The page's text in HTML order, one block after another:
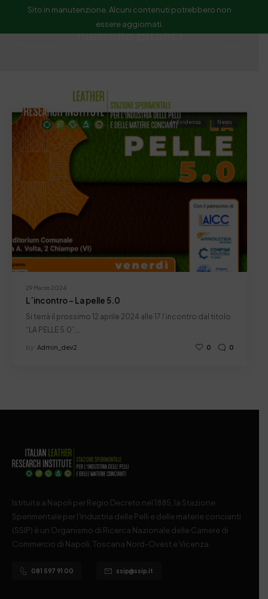
Sito in manutenzione. Alcuni contenuti potrebbero non
essere aggiornati.
Massimo Bitonci
29 Marzo 2024
In Evidenza News
L’incontro – La pelle 5.0
Si terrà il prossimo 12 aprile 2024 alle 17 l’incontro dal titolo
“LA PELLE 5.0”,…
by Admin_dev2 0 0
Istituita a Napoli per Regio Decreto nel 1885, la Stazione
Sperimentale per l’Industria delle Pelli e delle materie concianti
(SSIP) è un Organismo di Ricerca Nazionale delle Camere di
Commercio di Napoli, Toscana Nord-Ovest e Vicenza.
081 597 91 00 ssip@ssip.it